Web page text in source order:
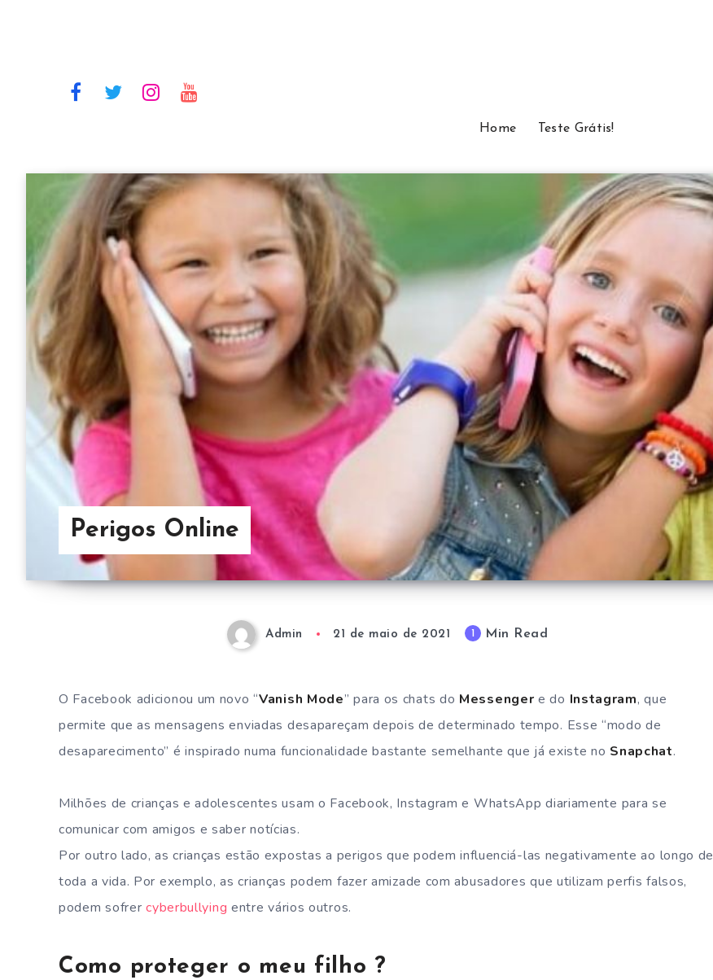
Home Teste Grátis!
Perigos Online
Admin 21 de maio de 2021 Min Read
O Facebook adicionou um novo “Vanish Mode” para os chats do Messenger e do Instagram, que
permite que as mensagens enviadas desapareçam depois de determinado tempo. Esse “modo de
desaparecimento” é inspirado numa funcionalidade bastante semelhante que já existe no Snapchat.
Milhões de crianças e adolescentes usam o Facebook, Instagram e WhatsApp diariamente para se
comunicar com amigos e saber notícias.
Por outro lado, as crianças estão expostas a perigos que podem influenciá-las negativamente ao longo de
toda a vida. Por exemplo, as crianças podem fazer amizade com abusadores que utilizam perfis falsos,
podem sofrercyberbullying entre vários outros.
Como proteger o meu filho ?